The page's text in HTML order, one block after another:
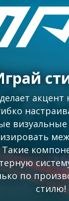
по
стилю!